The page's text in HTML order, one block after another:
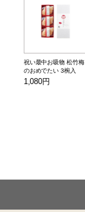
祝い最中お吸物 松竹梅
のおめでたい 3椀入
1,080円